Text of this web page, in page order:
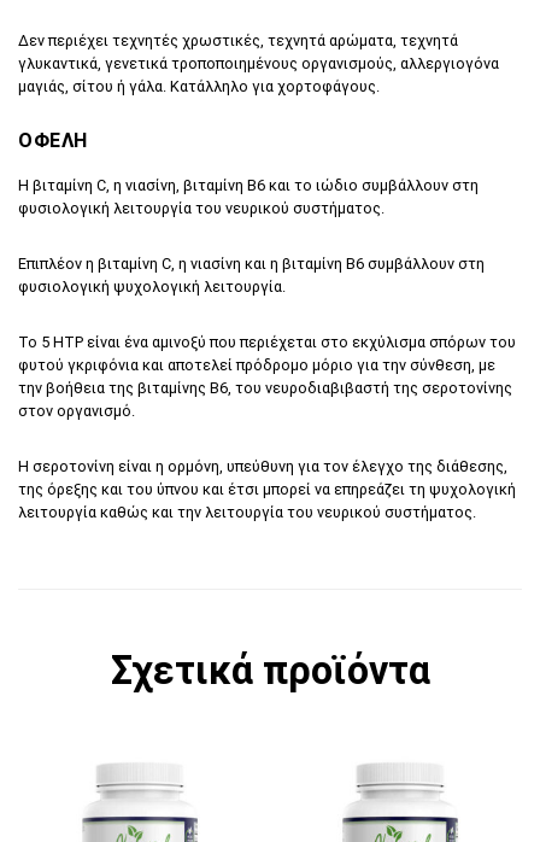
Δεν περιέχει τεχνητές χρωστικές, τεχνητά αρώματα, τεχνητά
γλυκαντικά, γενετικά τροποποιημένους οργανισμούς, αλλεργιογόνα
μαγιάς, σίτου ή γάλα. Κατάλληλο για χορτοφάγους.
ΟΦΕΛΗ
Η βιταμίνη C, η νιασίνη, βιταμίνη Β6 και το ιώδιο συμβάλλουν στη
φυσιολογική λειτουργία του νευρικού συστήματος.
Επιπλέον η βιταμίνη C, η νιασίνη και η βιταμίνη Β6 συμβάλλουν στη
φυσιολογική ψυχολογική λειτουργία.
Το 5 HTP είναι ένα αμινοξύ που περιέχεται στο εκχύλισμα σπόρων του
φυτού γκριφόνια και αποτελεί πρόδρομο μόριο για την σύνθεση, με
την βοήθεια της βιταμίνης Β6, του νευροδιαβιβαστή της σεροτονίνης
στον οργανισμό.
Η σεροτονίνη είναι η ορμόνη, υπεύθυνη για τον έλεγχο της διάθεσης,
της όρεξης και του ύπνου και έτσι μπορεί να επηρεάζει τη ψυχολογική
λειτουργία καθώς και την λειτουργία του νευρικού συστήματος.
Σχετικά προϊόντα
Αυτό το προϊόν έχει πολλαπλές